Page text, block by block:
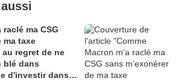
raclé ma CSG
ma taxe
regret de ne
blé dans
d'investir dans